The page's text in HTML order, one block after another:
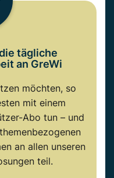
tägliche
an GreWi
möchten, so
mit einem
Abo tun – und
an allen unseren
teil.